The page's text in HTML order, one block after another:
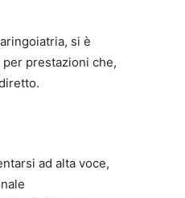
si è
prestazioni che,
ad alta voce,